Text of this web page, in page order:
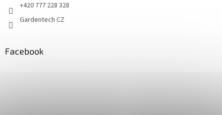
+420 777 228 328
Gardentech CZ
Facebook